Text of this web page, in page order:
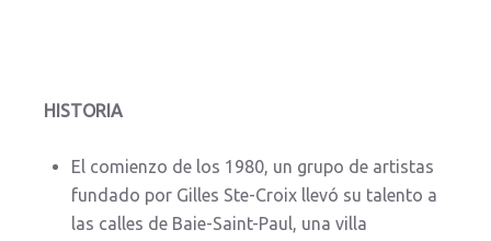
HISTORIA
El comienzo de los 1980, un grupo de artistas
fundado por Gilles Ste-Croix llevó su talento a
las calles de Baie-Saint-Paul, una villa